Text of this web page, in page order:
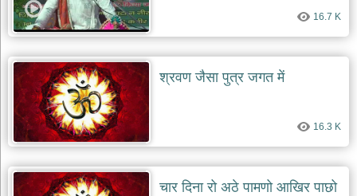
गणेश
भजन
ganesh
राम
भजन
raam
bhajans
गुरुदेव
भजन
gurudev
bhajans
16.7 K
श्रवण जैसा पुत्र जगत में
16.3 K
चार दिना रो अठे पामणो आखिर पाछो